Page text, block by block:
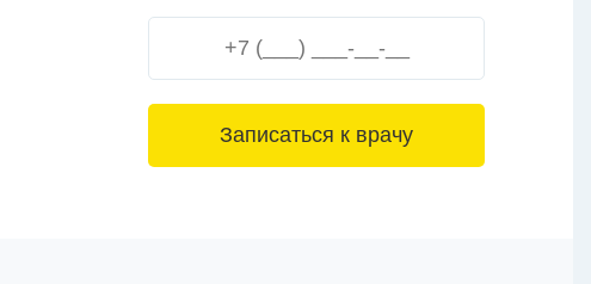
3+6=